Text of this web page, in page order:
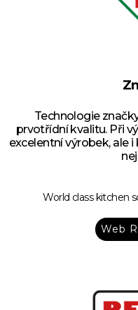
Technologie
prvotřídní kvalitu. Při
excelentní výrobek, ale
World class kitchen
Web